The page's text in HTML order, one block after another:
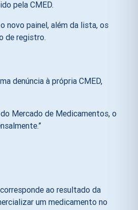
pela CMED.
novo painel, além da lista, os
de registro.
denúncia à própria CMED,
Mercado de Medicamentos, o
ao resultado da
um medicamento no